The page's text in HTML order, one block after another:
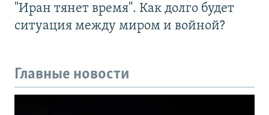
"Иран тянет время". Как долго будет
ситуация между миром и войной?
Главные новости